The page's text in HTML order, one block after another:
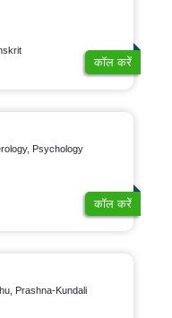
कॉल करें
Psychology
कॉल करें
Prashna-Kundali